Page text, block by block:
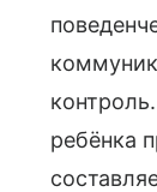
ребёнка